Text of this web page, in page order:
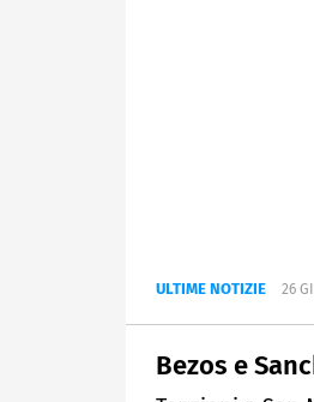
ULTIME NOTIZIE 26
Bezos e